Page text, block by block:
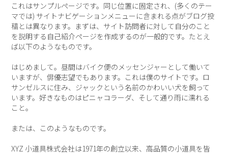
これはサンプルページです。同じ位置に固定され、(多くのテー
マでは) サイトナビゲーションメニューに含まれる点がブログ投
稿とは異なります。まずは、サイト訪問者に対して自分のこと
を説明する自己紹介ページを作成するのが一般的です。たとえ
ば以下のようなものです。
はじめまして。昼間はバイク便のメッセンジャーとして働いて
いますが、俳優志望でもあります。これは僕のサイトです。ロ
サンゼルスに住み、ジャックという名前のかわいい犬を飼って
います。好きなものはピニャコラーダ、そして通り雨に濡れる
こと。
または、このようなものです。
XYZ 小道具株式会社は1971年の創立以来、高品質の小道具を皆